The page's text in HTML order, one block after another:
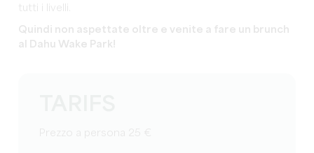
tutti i livelli.
Quindi non aspettate oltre e venite a fare un brunch
al Dahu Wake Park!